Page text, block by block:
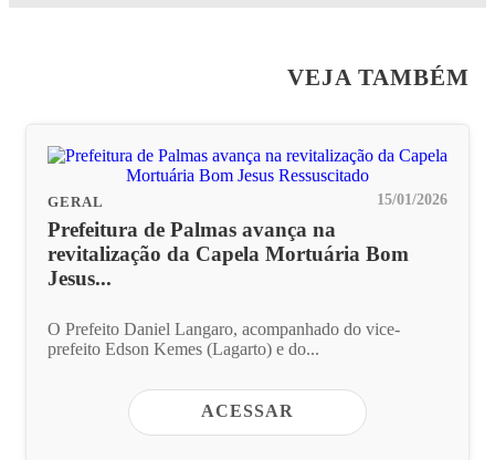
VEJA TAMBÉM
GERAL 15/01/2026
Prefeitura de Palmas avança na
revitalização da Capela Mortuária Bom
Jesus...
O Prefeito Daniel Langaro, acompanhado do vice-
prefeito Edson Kemes (Lagarto) e do...
ACESSAR